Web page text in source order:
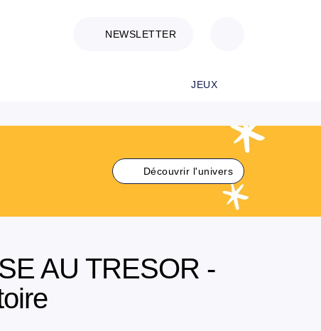
NEWSLETTER
JEUX
Découvrir l'univers
AU TRESOR -